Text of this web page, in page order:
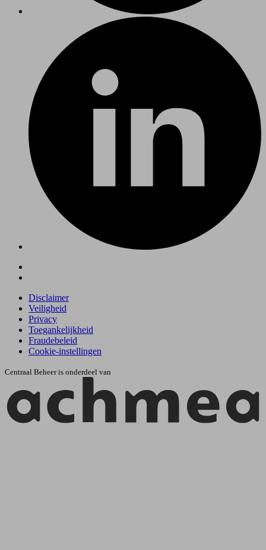
Disclaimer
Veiligheid
Privacy
Toegankelijkheid
Fraudebeleid
Cookie-instellingen
Centraal Beheer is onderdeel van